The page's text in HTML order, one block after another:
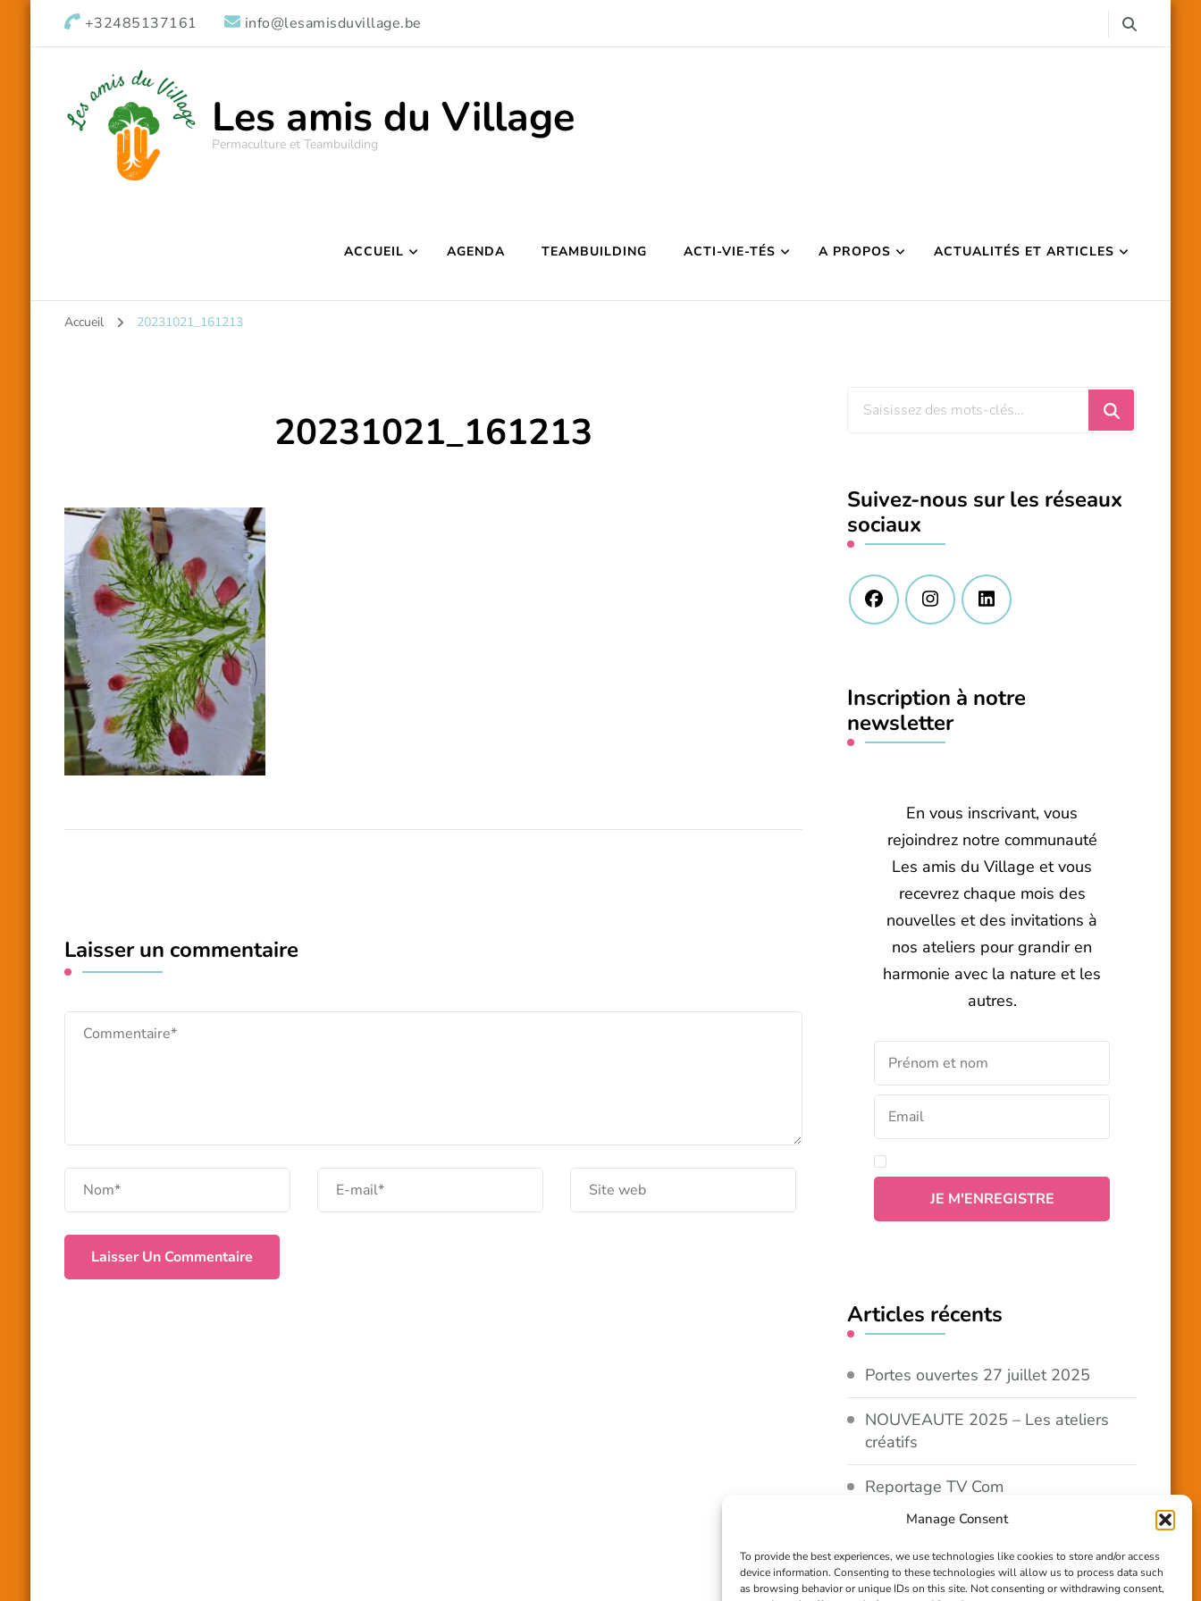
Manage Consent
To provide the best experiences, we use technologies like cookies to store and/or access
device information. Consenting to these technologies will allow us to process data such
as browsing behavior or unique IDs on this site. Not consenting or withdrawing consent,
+32485137161 info@lesamisduvillage.be
Les amis du Village
Permaculture et Teambuilding
ACCUEIL AGENDA TEAMBUILDING ACTI-VIE-TÉS A PROPOS ACTUALITÉS ET ARTICLES
Accueil 20231021_161213
20231021_161213
Laisser un commentaire
Vous
?
Suivez-nous sur les réseaux
sociaux
Inscription à notre
newsletter
En vous inscrivant, vous
rejoindrez notre communauté
Les amis du Village et vous
recevrez chaque mois des
nouvelles et des invitations à
nos ateliers pour grandir en
harmonie avec la nature et les
autres.
Articles récents
Portes ouvertes 27 juillet 2025
NOUVEAUTE 2025 – Les ateliers
créatifs
Reportage TV Com
Construction en terre-paille
Chantier Participatif Terre Paille